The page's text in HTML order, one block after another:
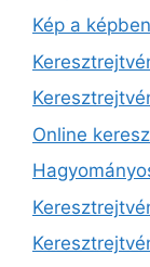
Kép a
Online